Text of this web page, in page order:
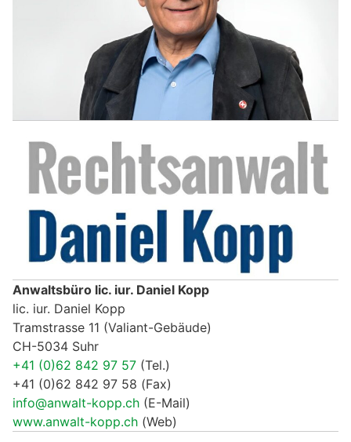
Anwaltsbüro lic. iur. Daniel Kopp
lic. iur. Daniel Kopp
Tramstrasse 11 (Valiant-Gebäude)
CH-5034 Suhr
+41 (0)62 842 97 57 (Tel.)
+41 (0)62 842 97 58 (Fax)
info@anwalt-kopp.ch (E-Mail)
www.anwalt-kopp.ch (Web)